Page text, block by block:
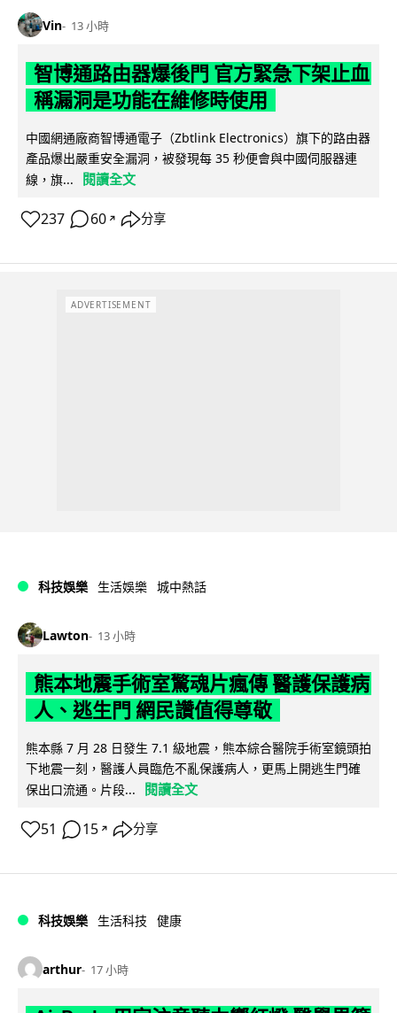
Vin 13 小時
智博通路由器爆後門 官方緊急下架止血
稱漏洞是功能在維修時使用
中國網通廠商智博通電子（Zbtlink Electronics）旗下的路由器
產品爆出嚴重安全漏洞，被發現每 35 秒便會與中國伺服器連
線，旗...
閱讀全文
237 60 ↗ 分享
ADVERTISEMENT
科技娛樂 生活娛樂 城中熱話
Lawton 13 小時
熊本地震手術室驚魂片瘋傳 醫護保護病
人、逃生門 網民讚值得尊敬
熊本縣 7 月 28 日發生 7.1 級地震，熊本綜合醫院手術室鏡頭拍
下地震一刻，醫護人員臨危不亂保護病人，更馬上開逃生門確
保出口流通。片段...
閱讀全文
51 15 ↗ 分享
科技娛樂 生活科技 健康
arthur 17 小時